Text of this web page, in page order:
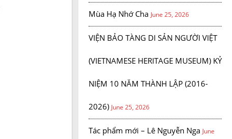
Mùa Hạ Nhớ Cha June 25, 2026
VIỆN BẢO TÀNG DI SẢN NGƯỜI VIỆT
(VIETNAMESE HERITAGE MUSEUM) KỶ
NIỆM 10 NĂM THÀNH LẬP (2016-
2026) June 25, 2026
Tác phẩm mới – Lê Nguyễn Nga June